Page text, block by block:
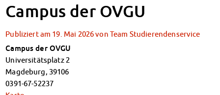
Dokumente
BAföG-Sprechstunden
Kredite & Stipendien
AnsprechpartnerInnen
Mensen & Cafeterien
Heute in unseren Mensen
JoGo – Studibar + Eventspace
Klimabewusst essen
Campus der OVGU
Publiziert am 19. Mai 2026von Team Studierendenservice
Campus der OVGU
Universitätsplatz 2
Magdeburg, 39106
0391-67-52237